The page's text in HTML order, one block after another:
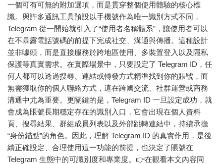
一個可有可無的附加選項，而是貫穿整個使用體驗的核心標
識。與許多通訊工具預設以手機號作為唯一識別方式不同，
Telegram 從一開始就引入了“使用者名稱體系”，讓使用者可以
在不暴露電話號碼的前提下完成社交、溝通與傳播。這種設計
並非噱頭，而是直接服務於跨地區使用、多裝置登入以及隱私
保護等真實需求。在實際場景中，只要設定了 Telegram ID，任
何人都可以透過搜尋、連結或轉發方式精準找到你的賬號，而
無需獲取你的個人聯絡方式，這在跨國交流、社群運營或商務
溝通中尤為重要。更關鍵的是，Telegram ID 一旦設定成功，就
會成為賬號長期穩定存在的識別入口，它會出現在個人資料
頁、搜尋結果、群組成員列表以及外部跳轉連結中，持續承擔
“身份錨點”的角色。因此，理解 Telegram ID 的真實作用，是後
續正確設定、合理使用這一功能的前提，也決定了賬號在
Telegram 生態中的可識別度和專業度。👉在觀看本文內容同